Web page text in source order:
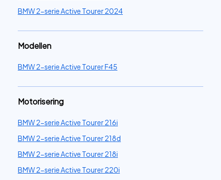
BMW 2-serie Active Tourer 2024
Modellen
BMW 2-serie Active Tourer F45
Motorisering
BMW 2-serie Active Tourer 216i
BMW 2-serie Active Tourer 218d
BMW 2-serie Active Tourer 218i
BMW 2-serie Active Tourer 220i